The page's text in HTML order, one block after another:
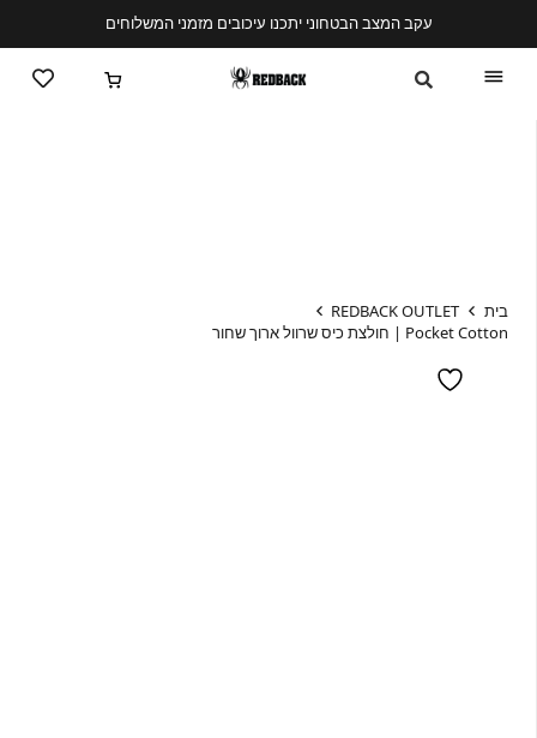
עקב המצב הבטחוני יתכנו עיכובים מזמני המשלוחים
בית
REDBACK OUTLET
Pocket Cotton | חולצת כיס שרוול ארוך שחור